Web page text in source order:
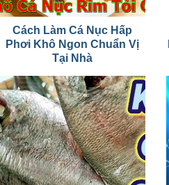
Cách Làm Cá Nục Hấp
Phơi Khô Ngon Chuẩn Vị
Tại Nhà